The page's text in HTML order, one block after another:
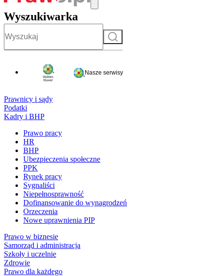
Wyszukiwarka
Szukaj
Nasze serwisy
Prawnicy i sądy
Podatki
Kadry i BHP
Prawo pracy
HR
BHP
Ubezpieczenia społeczne
PPK
Rynek pracy
Sygnaliści
Niepełnosprawność
Dofinansowanie do wynagrodzeń
Orzeczenia
Nowe uprawnienia PIP
Prawo w biznesie
Samorząd i administracja
Szkoły i uczelnie
Zdrowie
Prawo dla każdego